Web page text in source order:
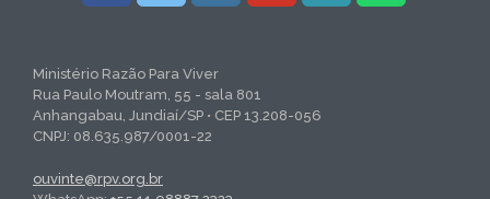
Ministério Razão Para Viver
Rua Paulo Moutram, 55 - sala 801
Anhangabau, Jundiaí/SP • CEP 13.208-056
CNPJ: 08.635.987/0001-22
ouvinte@rpv.org.br